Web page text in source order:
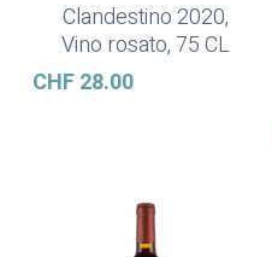
Ajouter Au Panier
Clandestino 2020,
Vino rosato, 75 CL
CHF28.00